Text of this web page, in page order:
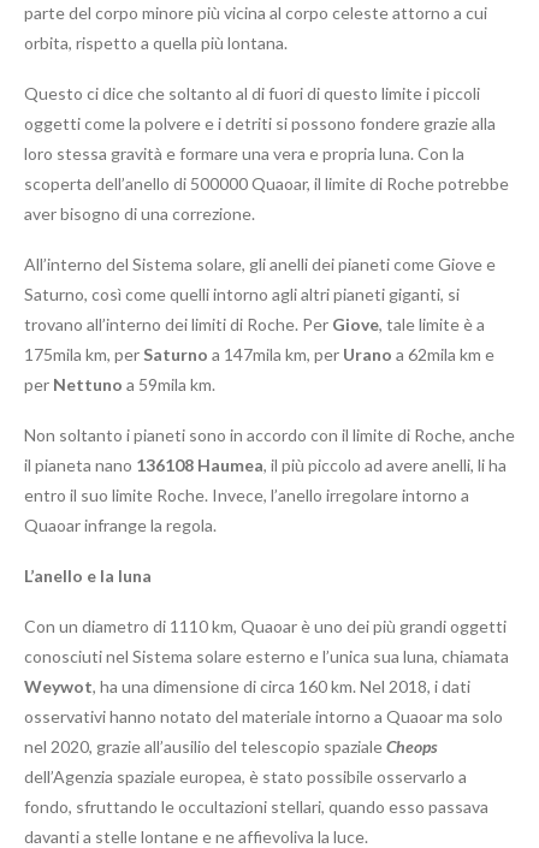
parte del corpo minore più vicina al corpo celeste attorno a cui
orbita, rispetto a quella più lontana.
Questo ci dice che soltanto al di fuori di questo limite i piccoli
oggetti come la polvere e i detriti si possono fondere grazie alla
loro stessa gravità e formare una vera e propria luna. Con la
scoperta dell’anello di 500000 Quaoar, il limite di Roche potrebbe
aver bisogno di una correzione.
All’interno del Sistema solare, gli anelli dei pianeti come Giove e
Saturno, così come quelli intorno agli altri pianeti giganti, si
trovano all’interno dei limiti di Roche. Per Giove, tale limite è a
175mila km, per Saturno a 147mila km, per Urano a 62mila km e
per Nettuno a 59mila km.
Non soltanto i pianeti sono in accordo con il limite di Roche, anche
il pianeta nano 136108 Haumea, il più piccolo ad avere anelli, li ha
entro il suo limite Roche. Invece, l’anello irregolare intorno a
Quaoar infrange la regola.
L’anello e la luna
Con un diametro di 1110 km, Quaoar è uno dei più grandi oggetti
conosciuti nel Sistema solare esterno e l’unica sua luna, chiamata
Weywot, ha una dimensione di circa 160 km. Nel 2018, i dati
osservativi hanno notato del materiale intorno a Quaoar ma solo
nel 2020, grazie all’ausilio del telescopio spazialeCheops
dell’Agenzia spaziale europea, è stato possibile osservarlo a
fondo, sfruttando le occultazioni stellari, quando esso passava
davanti a stelle lontane e ne affievoliva la luce.